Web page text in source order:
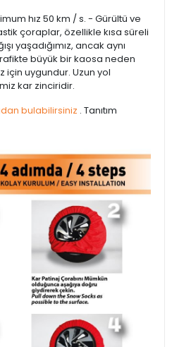
hız 50 km / s. - Gürültü ve
çoraplar, özellikle kısa süreli
yaşadığımız, ancak aynı
büyük bir kaosa neden
için uygundur. Uzun yol
kar zinciridir.
bulabilirsiniz . Tanıtım